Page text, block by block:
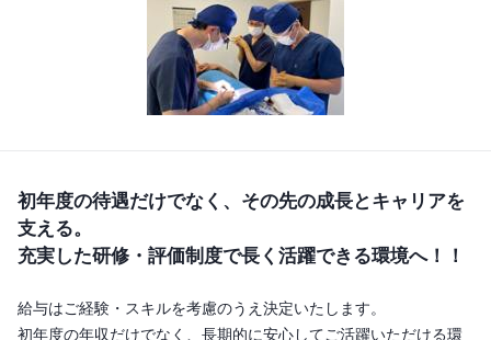
初年度の待遇だけでなく、その先の成長とキャリアを
支える。
充実した研修・評価制度で長く活躍できる環境へ！！
給与はご経験・スキルを考慮のうえ決定いたします。
初年度の年収だけでなく、長期的に安心してご活躍いただける環